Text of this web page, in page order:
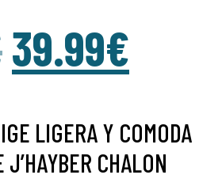
39.99€
LIGERA Y COMODA
J’HAYBER CHALON